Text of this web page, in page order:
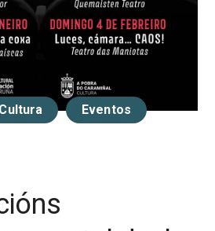
Cultura Eventos